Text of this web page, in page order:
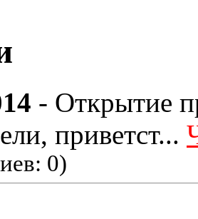
- Открытие
приветст...
0)